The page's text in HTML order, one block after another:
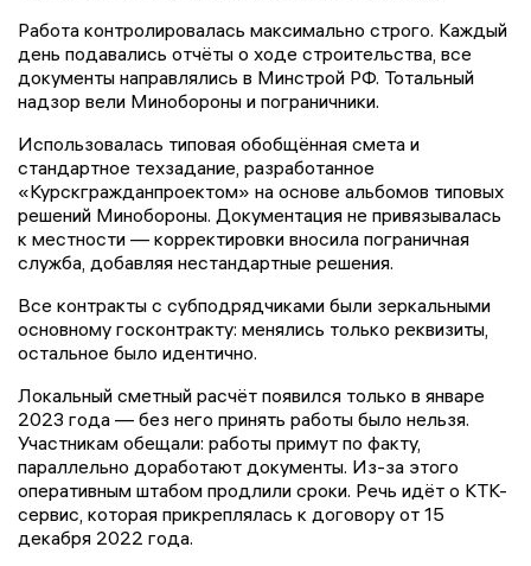
Работа контролировалась максимально строго. Каждый
день подавались отчёты о ходе строительства, все
документы направлялись в Минстрой РФ. Тотальный
надзор вели Минобороны и пограничники.
Использовалась типовая обобщённая смета и
стандартное техзадание, разработанное
«Курскгражданпроектом» на основе альбомов типовых
решений Минобороны. Документация не привязывалась
к местности — корректировки вносила пограничная
служба, добавляя нестандартные решения.
Все контракты с субподрядчиками были зеркальными
основному госконтракту: менялись только реквизиты,
остальное было идентично.
Локальный сметный расчёт появился только в январе
2023 года — без него принять работы было нельзя.
Участникам обещали: работы примут по факту,
параллельно доработают документы. Из-за этого
оперативным штабом продлили сроки. Речь идёт о КТК-
сервис, которая прикреплялась к договору от 15
декабря 2022 года.